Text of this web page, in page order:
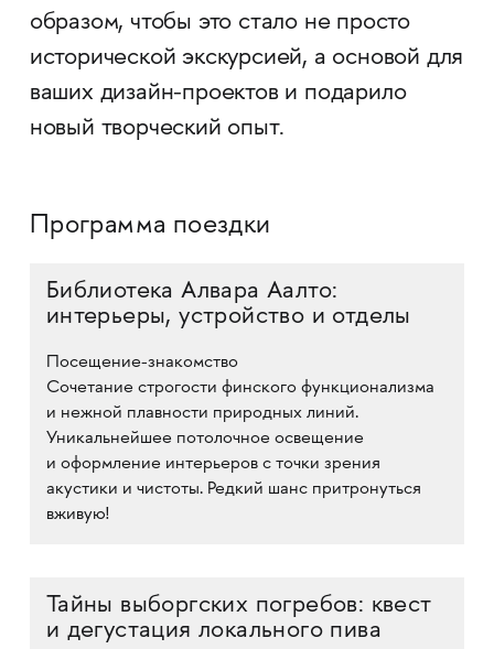
образом, чтобы это стало не просто
исторической экскурсией, а основой для
ваших дизайн-проектов и подарило
новый творческий опыт.
Программа поездки
Библиотека Алвара Аалто:
интерьеры, устройство и отделы
Посещение-знакомство
Сочетание строгости финского функционализма
и нежной плавности природных линий.
Уникальнейшее потолочное освещение
и оформление интерьеров с точки зрения
акустики и чистоты. Редкий шанс притронуться
вживую!
Тайны выборгских погребов: квест
и дегустация локального пива